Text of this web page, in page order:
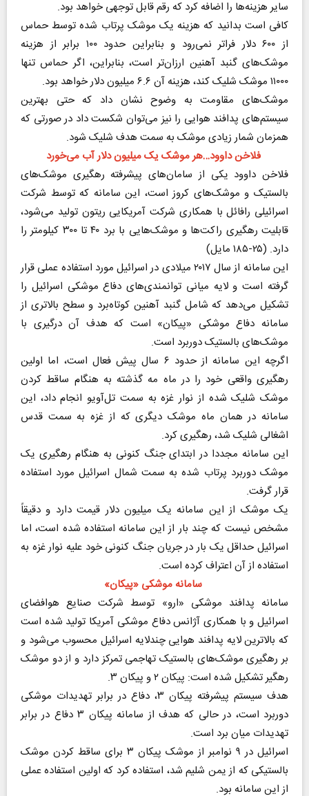
سایر هزینه‌ها را اضافه کرد که رقم قابل توجهی خواهد بود.
کافی است بدانید که هزینه یک موشک پرتاب شده توسط حماس
از ۶۰۰ دلار فراتر نمی‌رود و بنابراین حدود ۱۰۰ برابر از هزینه
موشک‌های گنبد آهنین ارزان‌تر است، بنابراین، اگر حماس تنها
۱۱۰۰۰ موشک شلیک کند، هزینه آن ۶.۶ میلیون دلار خواهد بود.
موشک‌های مقاومت به وضوح نشان داد که حتی بهترین
سیستم‌های پدافند هوایی را نیز می‌توان شکست داد در صورتی که
همزمان شمار زیادی موشک به سمت هدف شلیک شود.
فلاخن داوود…هر موشک یک میلیون دلار آب می‌خورد
فلاخن داوود یکی از سامان‌های پیشرفته رهگیری موشک‌های
بالستیک و موشک‌های کروز است، این سامانه که توسط شرکت
اسرائیلی رافائل با همکاری شرکت آمریکایی ریتون تولید می‌شود،
قابلیت رهگیری راکت‌ها و موشک‌هایی با برد ۴۰ تا ۳۰۰ کیلومتر را
دارد. (۲۵-۱۸۵ مایل)
این سامانه از سال ۲۰۱۷ میلادی در اسرائیل مورد استفاده عملی قرار
گرفته است و لایه میانی توانمندی‌های دفاع موشکی اسرائیل را
تشکیل می‌دهد که شامل گنبد آهنین کوتاه‌برد و سطح بالاتری از
سامانه دفاع موشکی «پیکان» است که هدف آن درگیری با
موشک‌های بالستیک دوربرد است.
اگرچه این سامانه از حدود ۶ سال پیش فعال است، اما اولین
رهگیری واقعی خود را در ماه مه گذشته به هنگام ساقط کردن
موشک شلیک شده از نوار غزه به سمت تل‌آویو انجام داد، این
سامانه در همان ماه موشک دیگری که از غزه به سمت قدس
اشغالی شلیک شد، رهگیری کرد.
این سامانه مجددا در ابتدای جنگ کنونی به هنگام رهگیری یک
موشک دوربرد پرتاب شده به سمت شمال اسرائیل مورد استفاده
قرار گرفت.
یک موشک از این سامانه یک میلیون دلار قیمت دارد و دقیقاً
مشخص نیست که چند بار از این سامانه استفاده شده است، اما
اسرائیل حداقل یک بار در جریان جنگ کنونی خود علیه نوار غزه به
استفاده از آن اعتراف کرده است.
سامانه موشکی «پیکان»
سامانه پدافند موشکی «ارو» توسط شرکت صنایع هوافضای
اسرائیل و با همکاری آژانس دفاع موشکی آمریکا تولید شده است
که بالاترین لایه پدافند هوایی چندلایه اسرائیل محسوب می‌شود و
بر رهگیری موشک‌های بالستیک تهاجمی تمرکز دارد و از دو موشک
رهگیر تشکیل شده است: پیکان ۲ و پیکان ۳.
هدف سیستم پیشرفته پیکان ۳، دفاع در برابر تهدیدات موشکی
دوربرد است، در حالی که هدف از سامانه پیکان ۳ دفاع در برابر
تهدیدات میان برد است.
اسرائیل در ۹ نوامبر از موشک پیکان ۳ برای ساقط کردن موشک
بالستیکی که از یمن شلیم شد، استفاده کرد که اولین استفاده عملی
از این سامانه بود.